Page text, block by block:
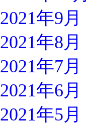
2021年9月
2021年8月
2021年7月
2021年6月
2021年5月